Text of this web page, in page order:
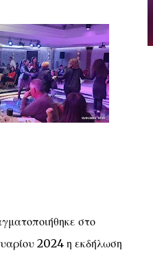
στο
2024 η εκδήλωση